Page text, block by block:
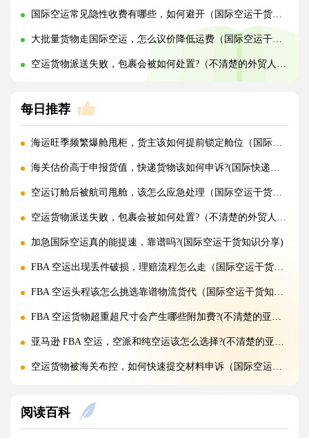
国际空运常见隐性收费有哪些，如何避开（国际空运干货知识分享）
大批量货物走国际空运，怎么议价降低运费（国际空运干货知识分享）
空运货物派送失败，包裹会被如何处置?（不清楚的外贸人看过来）
每日推荐
海运旺季频繁爆舱甩柜，货主该如何提前锁定舱位（国际海运干货知识分享）
海关估价高于申报货值，快递货物该如何申诉?(国际快递干货知识分享)
空运订舱后被航司甩舱，该怎么应急处理（国际空运干货知识分享）
空运货物派送失败，包裹会被如何处置?（不清楚的外贸人看过来）
加急国际空运真的能提速，靠谱吗?(国际空运干货知识分享)
FBA 空运出现丢件破损，理赔流程怎么走（国际空运干货知识分享）
FBA 空运头程该怎么挑选靠谱物流货代（国际空运干货知识分享）
FBA 空运货物超重超尺寸会产生哪些附加费?(不清楚的亚马逊卖家看过来)
亚马逊 FBA 空运，空派和纯空运该怎么选择?(不清楚的亚马逊卖家看过来)
空运货物被海关布控，如何快速提交材料申诉（国际空运干货知识分享）
国际空运低申报被海关查到，罚款比例是多少?(国际空运干货知识分享)
阅读百科